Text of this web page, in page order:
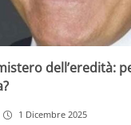
dell’eredità:
1 Dicembre 2025